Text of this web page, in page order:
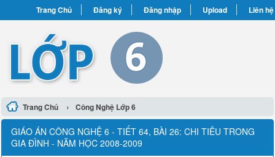
Trang Chủ Đăng ký Đăng nhập Upload Liên hệ
Trang Chủ › Công Nghệ Lớp 6
GIÁO ÁN CÔNG NGHỆ 6 - TIẾT 64, BÀI 26: CHI TIÊU TRONG
GIA ĐÌNH - NĂM HỌC 2008-2009